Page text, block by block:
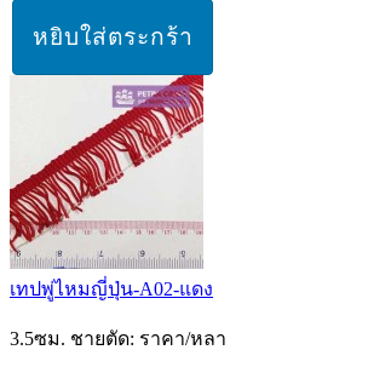
เทปพู่ไหมญี่ปุ่น-A02-แดง
3.5ซม. ชายตัด: ราคา/หลา